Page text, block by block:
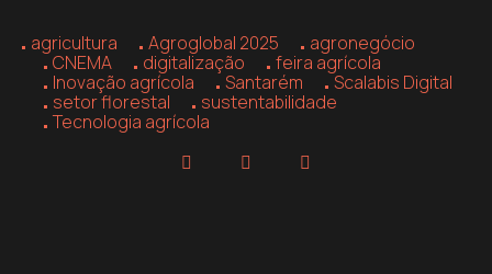
agricultura Agroglobal 2025
agronegócio
CNEMA
digitalização
feira agrícola
Inovação agrícola
Santarém
Scalabis Digital
setor florestal
sustentabilidade
Tecnologia agrícola